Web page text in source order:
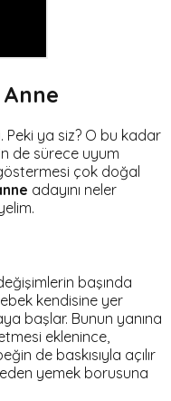
Peki ya siz? O bu kadar
de sürece uyum
çok doğal
adayını neler
başında
kendisine yer
başlar. Bunun yanına
eklenince,
de baskısıyla açılır
yemek borusuna